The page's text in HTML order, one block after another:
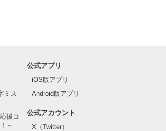
ミス
援コ
～
公式アプリ
iOS版アプリ
Android版アプリ
公式アカウント
X（Twitter）